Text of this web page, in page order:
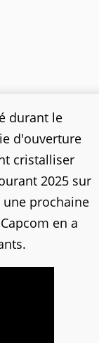
durant le
d'ouverture
cristalliser
2025 sur
une prochaine
en a